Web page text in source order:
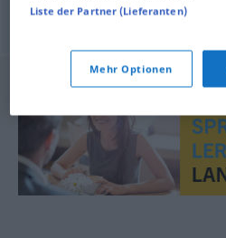
Liste der Partner (Lieferanten)
Mehr Optionen